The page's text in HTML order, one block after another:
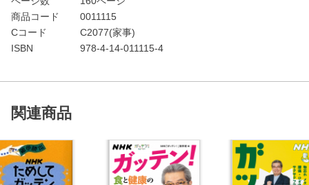
商品コード
0011115
Cコード
C2077(家事)
ISBN
978-4-14-011115-4
関連商品